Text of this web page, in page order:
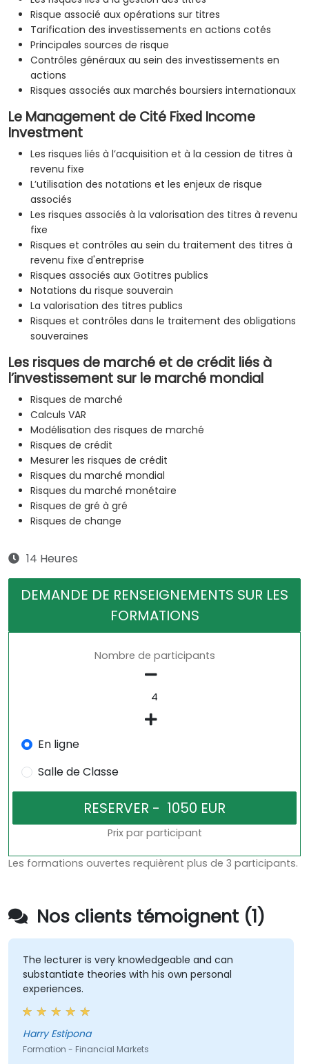
Risque associé aux opérations sur titres
Tarification des investissements en actions cotés
Principales sources de risque
Contrôles généraux au sein des investissements en
actions
Risques associés aux marchés boursiers internationaux
Le Management de Cité Fixed Income
Investment
Les risques liés à l’acquisition et à la cession de titres à
revenu fixe
L’utilisation des notations et les enjeux de risque
associés
Les risques associés à la valorisation des titres à revenu
fixe
Risques et contrôles au sein du traitement des titres à
revenu fixe d'entreprise
Risques associés aux Gotitres publics
Notations du risque souverain
La valorisation des titres publics
Risques et contrôles dans le traitement des obligations
souveraines
Les risques de marché et de crédit liés à
l’investissement sur le marché mondial
Risques de marché
Calculs VAR
Modélisation des risques de marché
Risques de crédit
Mesurer les risques de crédit
Risques du marché mondial
Risques du marché monétaire
Risques de gré à gré
Risques de change
14 Heures
DEMANDE DE RENSEIGNEMENTS SUR LES
FORMATIONS
Nombre de participants
En ligne
Salle de Classe
Prix par participant
Les formations ouvertes requièrent plus de 3 participants.
Nos clients témoignent (1)
The lecturer is very knowledgeable and can
substantiate theories with his own personal
experiences.
Harry Estipona
Formation - Financial Markets